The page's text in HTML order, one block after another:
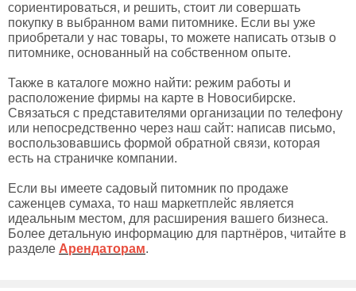
сориентироваться, и решить, стоит ли совершать
покупку в выбранном вами питомнике. Если вы уже
приобретали у нас товары, то можете написать отзыв о
питомнике, основанный на собственном опыте.
Также в каталоге можно найти: режим работы и
расположение фирмы на карте в Новосибирске.
Связаться с представителями организации по телефону
или непосредственно через наш сайт: написав письмо,
воспользовавшись формой обратной связи, которая
есть на страничке компании.
Если вы имеете садовый питомник по продаже
саженцев сумаха, то наш маркетплейс является
идеальным местом, для расширения вашего бизнеса.
Более детальную информацию для партнёров, читайте в
разделе Арендаторам.